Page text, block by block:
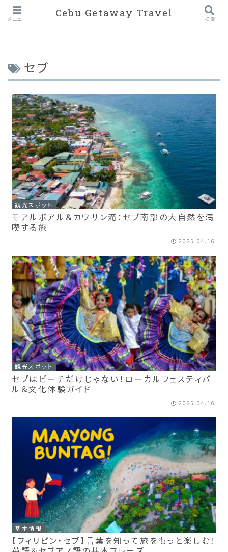
セブ
観光スポット
モアルボアル＆カワサン滝：セブ南部の大自然を満
喫する旅
2025.04.16
観光スポット
セブはビーチだけじゃない！ローカルフェスティバ
ル＆文化体験ガイド
2025.04.16
基本情報
【フィリピン・セブ】言葉を知って旅をもっと楽しむ！
メニュー
Cebu Getaway Travel
検索